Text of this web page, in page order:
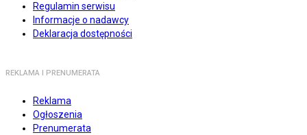
Regulamin serwisu
Informacje o nadawcy
Deklaracja dostępności
REKLAMA I PRENUMERATA
Reklama
Ogłoszenia
Prenumerata